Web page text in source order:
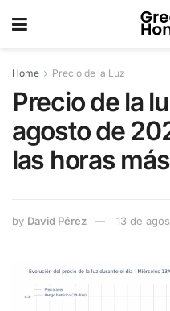
Home Precio de la Luz
Precio de la
agosto de
las horas
by David Pérez 13 de